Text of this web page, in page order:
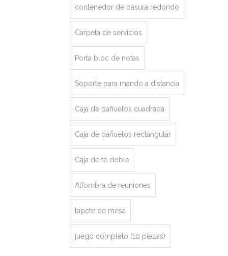
contenedor de basura redondo
Carpeta de servicios
Porta bloc de notas
Soporte para mando a distancia
Caja de pañuelos cuadrada
Caja de pañuelos rectangular
Caja de té doble
Alfombra de reuniones
tapete de mesa
juego completo (10 piezas)